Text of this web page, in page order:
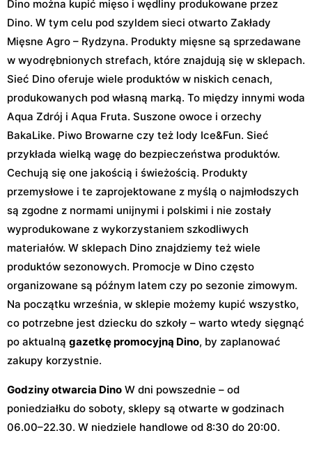
Dino można kupić mięso i wędliny produkowane przez
Dino. W tym celu pod szyldem sieci otwarto Zakłady
Mięsne Agro – Rydzyna. Produkty mięsne są sprzedawane
w wyodrębnionych strefach, które znajdują się w sklepach.
Sieć Dino oferuje wiele produktów w niskich cenach,
produkowanych pod własną marką. To między innymi woda
Aqua Zdrój i Aqua Fruta. Suszone owoce i orzechy
BakaLike. Piwo Browarne czy też lody Ice&Fun. Sieć
przykłada wielką wagę do bezpieczeństwa produktów.
Cechują się one jakością i świeżością. Produkty
przemysłowe i te zaprojektowane z myślą o najmłodszych
są zgodne z normami unijnymi i polskimi i nie zostały
wyprodukowane z wykorzystaniem szkodliwych
materiałów. W sklepach Dino znajdziemy też wiele
produktów sezonowych. Promocje w Dino często
organizowane są późnym latem czy po sezonie zimowym.
Na początku września, w sklepie możemy kupić wszystko,
co potrzebne jest dziecku do szkoły – warto wtedy sięgnąć
po aktualną gazetkę promocyjną Dino, by zaplanować
zakupy korzystnie.
Godziny otwarcia Dino W dni powszednie – od
poniedziałku do soboty, sklepy są otwarte w godzinach
06.00–22.30. W niedziele handlowe od 8:30 do 20:00.